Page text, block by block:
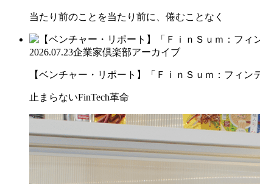
当たり前のことを当たり前に、倦むことなく
2026.07.23企業家倶楽部アーカイブ
【ベンチャー・リポート】「ＦｉｎＳｕｍ：フィン
止まらないFinTech革命